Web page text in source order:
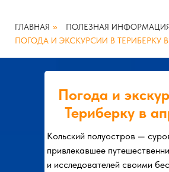
ГЛАВНАЯ » ПОЛЕЗНАЯ
ПОГОДА И ЭКСКУРСИИ В ТЕРИБЕРКУ
Погода и
Териберку в
Кольский полуостров —
привлекавшее
и исследователей своими